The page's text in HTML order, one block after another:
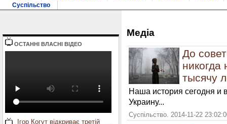
Суспільство
ОСТАННI ВЛАСНI ВIДЕО
Ігор Когут відкриває третій
Медiа
До
тысячу
Наша история сегодня и
Украину...
Суспільство. 2014-11-22